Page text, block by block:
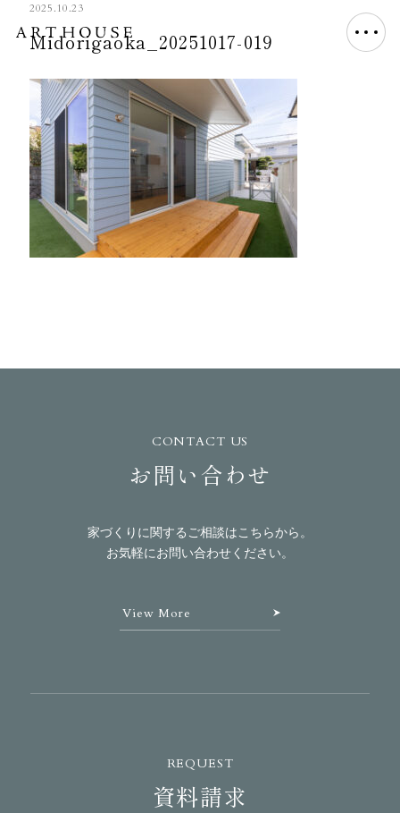
2025.10.23
Midorigaoka_20251017-019
CONTACT US
お問い合わせ
家づくりに関するご相談はこちらから。
お気軽にお問い合わせください。
View More
REQUEST
資料請求